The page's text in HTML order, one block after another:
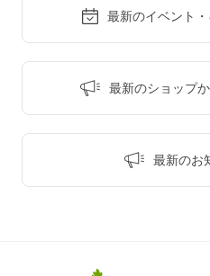
最新のイベント・
最新のショップ
最新のお